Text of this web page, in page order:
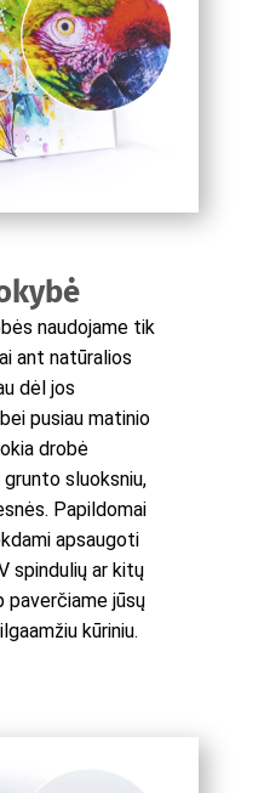
naudojame tik
ant natūralios
dėl jos
pusiau matinio
drobė
sluoksniu,
Papildomai
apsaugoti
spindulių ar kitų
paverčiame jūsų
kūriniu.